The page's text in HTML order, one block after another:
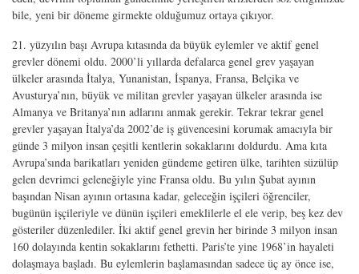
bile, yeni bir döneme girmekte olduğumuz ortaya çıkıyor.
21. yüzyılın başı Avrupa kıtasında da büyük eylemler ve aktif genel
grevler dönemi oldu. 2000’li yıllarda defalarca genel grev yaşayan
ülkeler arasında İtalya, Yunanistan, İspanya, Fransa, Belçika ve
Avusturya’nın, büyük ve militan grevler yaşayan ülkeler arasında ise
Almanya ve Britanya’nın adlarını anmak gerekir. Tekrar tekrar genel
grevler yaşayan İtalya’da 2002’de iş güvencesini korumak amacıyla bir
günde 3 milyon insan çeşitli kentlerin sokaklarını doldurdu. Ama kıta
Avrupa’sında barikatları yeniden gündeme getiren ülke, tarihten süzülüp
gelen devrimci geleneğiyle yine Fransa oldu. Bu yılın Şubat ayının
başından Nisan ayının ortasına kadar, geleceğin işçileri öğrenciler,
bugünün işçileriyle ve dünün işçileri emeklilerle el ele verip, beş kez dev
gösteriler düzenlediler. İki aktif genel grevin her birinde 3 milyon insan
160 dolayında kentin sokaklarını fethetti. Paris’te yine 1968’in hayaleti
dolaşmaya başladı. Bu eylemlerin başlamasından sadece üç ay önce ise,